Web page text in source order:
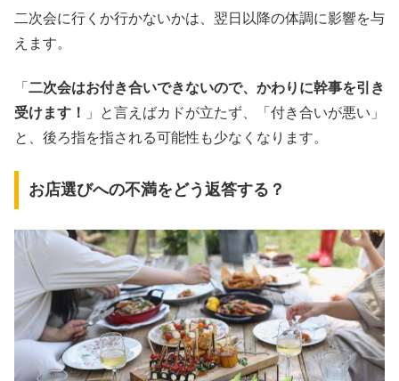
二次会に行くか行かないかは、翌日以降の体調に影響を与
えます。
「 二次会はお付き合いできないので、かわりに幹事を引き
受けます！
」と言えばカドが立たず、「付き合いが悪い」
と、後ろ指を指される可能性も少なくなります。
お店選びへの不満をどう返答する？